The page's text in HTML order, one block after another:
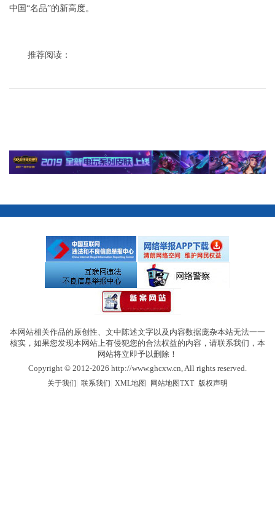
中国“名品”的新高度。
推荐阅读：
本网站相关作品的原创性、文中陈述文字以及内容数据庞杂本站无法一一
核实，如果您发现本网站上有侵犯您的合法权益的内容，请联系我们，本
网站将立即予以删除！
Copyright © 2012-2026 http://www.ghcxw.cn, All rights reserved.
关于我们 联系我们 XML地图 网站地图TXT| 版权声明